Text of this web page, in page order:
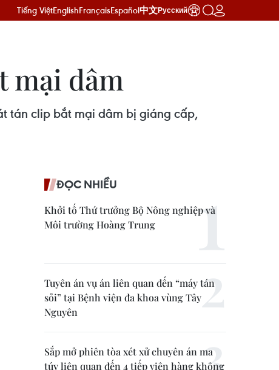
Tiếng ViệtEnglishFrançaisEspañol中文Русский
mại dâm
tán clip bắt mại dâm bị giáng cấp,
ĐỌC NHIỀU
Khởi tố Thứ trưởng Bộ Nông nghiệp và
Môi trường Hoàng Trung
Tuyên án vụ án liên quan đến “máy tán
sỏi” tại Bệnh viện đa khoa vùng Tây
Nguyên
Sắp mở phiên tòa xét xử chuyên án ma
túy liên quan đến 4 tiếp viên hàng không